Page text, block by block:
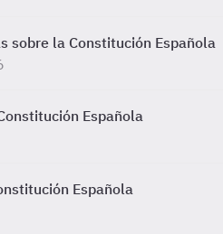
sobre la Constitución Española
Española
Española